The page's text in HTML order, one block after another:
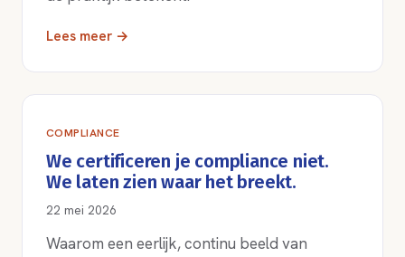
Lees meer →
COMPLIANCE
We certificeren je compliance niet.
We laten zien waar het breekt.
22 mei 2026
Waarom een eerlijk, continu beeld van